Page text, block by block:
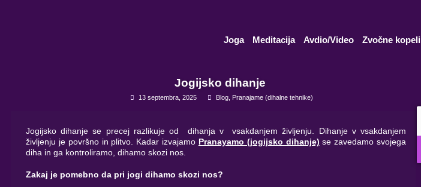
Joga Meditacija Avdio/Video Zvočne kopeli
Jogijsko dihanje
13 septembra, 2025 Blog, Pranajame (dihalne tehnike)
Jogijsko dihanje se precej razlikuje od dihanja v vsakdanjem življenju. Dihanje v vsakdanjem
življenju je površno in plitvo. Kadar izvajamo Pranayamo (jogijsko dihanje) se zavedamo svojega
diha in ga kontroliramo, dihamo skozi nos.
Zakaj je pomebno da pri jogi dihamo skozi nos?